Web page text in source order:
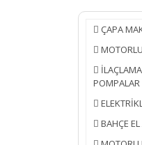
ÇAPA
POMPALAR
BAHÇE